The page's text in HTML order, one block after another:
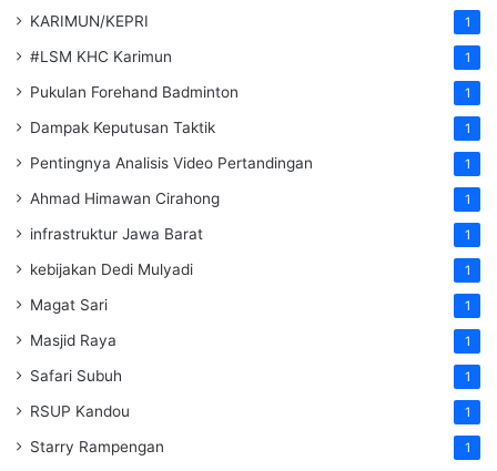
KARIMUN/KEPRI 1
#LSM KHC Karimun 1
Pukulan Forehand Badminton 1
Dampak Keputusan Taktik 1
Pentingnya Analisis Video Pertandingan 1
Ahmad Himawan Cirahong 1
infrastruktur Jawa Barat 1
kebijakan Dedi Mulyadi 1
Magat Sari 1
Masjid Raya 1
Safari Subuh 1
RSUP Kandou 1
Starry Rampengan 1